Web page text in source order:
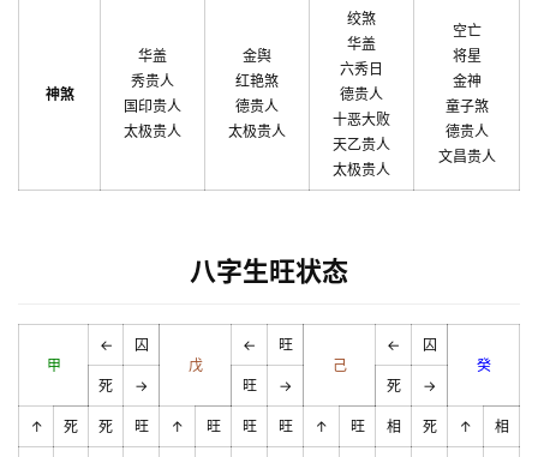
神煞
华盖
秀贵人
国印贵人
太极贵人
金舆
红艳煞
德贵人
太极贵人
绞煞
华盖
六秀日
德贵人
十恶大败
天乙贵人
太极贵人
空亡
将星
金神
童子煞
德贵人
文昌贵人
八字生旺状态
甲
←
囚
戊
←
旺
己
←
囚
癸
死
→ 旺 → 死 →
↑ 死 死 旺 ↑ 旺 旺 旺 ↑ 旺 相 死 ↑ 相